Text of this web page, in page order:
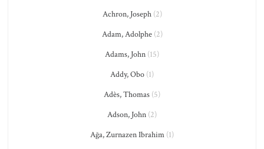
Achron, Joseph(2)
Adam, Adolphe(2)
Adams, John (15)
Addy, Obo (1)
Adès, Thomas (5)
Adson, John (2)
Ağa, Zurnazen Ibrahim (1)